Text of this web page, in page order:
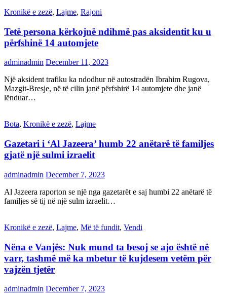
Kronikë e zezë, Lajme, Rajoni
Tetë persona kërkojnë ndihmë pas aksidentit ku u
përfshinë 14 automjete
adminadmin December 11, 2023
Një aksident trafiku ka ndodhur në autostradën Ibrahim Rugova,
Mazgit-Bresje, në të cilin janë përfshirë 14 automjete dhe janë
lënduar…
Bota, Kronikë e zezë, Lajme
Gazetari i ‘Al Jazeera’ humb 22 anëtarë të familjes
gjatë një sulmi izraelit
adminadmin December 7, 2023
Al Jazeera raporton se një nga gazetarët e saj humbi 22 anëtarë të
familjes së tij në një sulm izraelit…
Kronikë e zezë, Lajme, Më të fundit, Vendi
Nëna e Vanjës: Nuk mund ta besoj se ajo është në
varr, tashmë më ka mbetur të kujdesem vetëm për
vajzën tjetër
adminadmin December 7, 2023